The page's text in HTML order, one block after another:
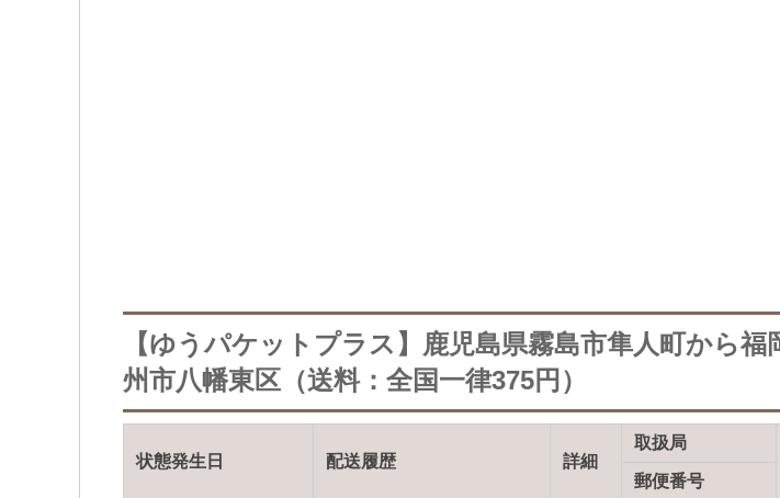
【ゆうパケットプラス】鹿児島県霧島市隼人町から福
州市八幡東区（送料：全国一律375円）
状態発生日 配送履歴 詳細
取扱局
郵便番号